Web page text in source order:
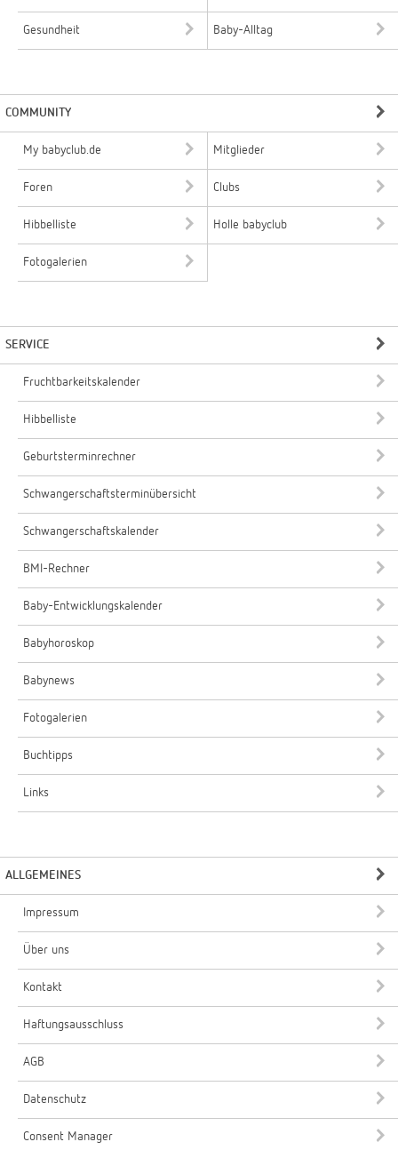
Gesundheit Baby-Alltag
COMMUNITY
My babyclub.de Mitglieder
Foren Clubs
Hibbelliste Holle babyclub
Fotogalerien
SERVICE
Fruchtbarkeitskalender
Hibbelliste
Geburtsterminrechner
Schwangerschaftsterminübersicht
Schwangerschaftskalender
BMI-Rechner
Baby-Entwicklungskalender
Babyhoroskop
Babynews
Fotogalerien
Buchtipps
Links
ALLGEMEINES
Impressum
Über uns
Kontakt
Haftungsausschluss
AGB
Datenschutz
Consent Manager